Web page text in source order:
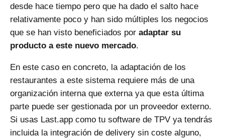
desde hace tiempo pero que ha dado el salto hace
relativamente poco y han sido múltiples los negocios
que se han visto beneficiados por adaptar su
producto a este nuevo mercado.
En este caso en concreto, la adaptación de los
restaurantes a este sistema requiere más de una
organización interna que externa ya que esta última
parte puede ser gestionada por un proveedor externo.
Si usas Last.app como tu software de TPV ya tendrás
incluida la integración de delivery sin coste alguno,